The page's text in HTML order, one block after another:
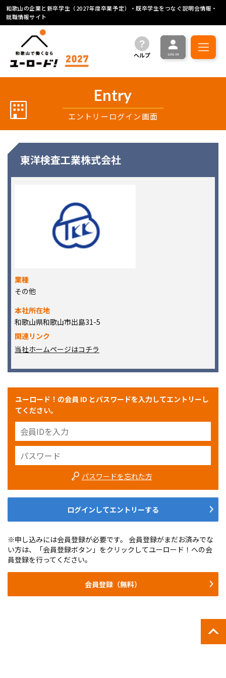
和歌山の企業と新卒学生（2027年度卒業予定）・既卒学生をつなぐ説明会情報・
就職情報サイト
ヘルプ
Entry
エントリーログイン画面
東洋検査工業株式会社
業種
その他
本社所在地
和歌山県和歌山市出島31-5
関連リンク
当社ホームページはコチラ
ユーロード！の会員 ID とパスワードを入力してエントリーし
てください。
パスワードを忘れた方
ログインしてエントリーする
※申し込みには会員登録が必要です。 会員登録がまだお済みでな
い方は、「会員登録ボタン」をクリックしてユーロード！への会
員登録を行ってください。
会員登録（無料）